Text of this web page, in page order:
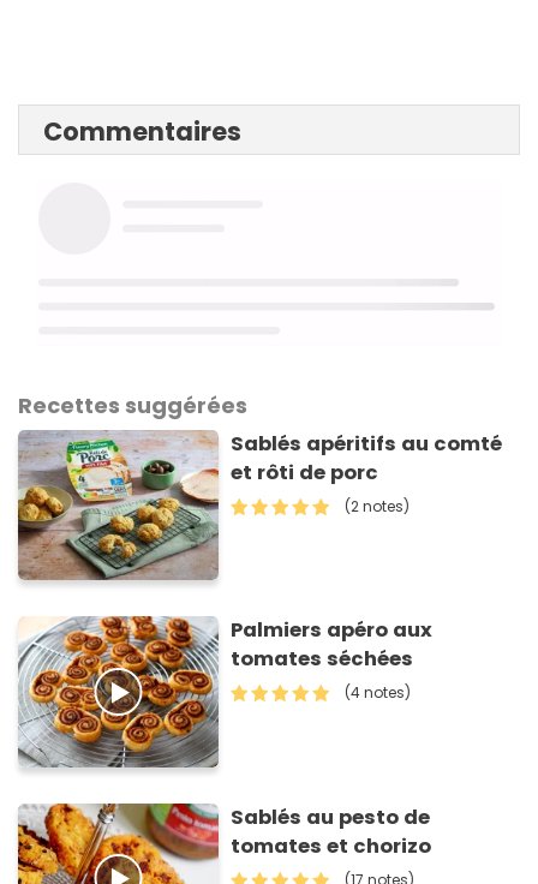
Commentaires
Recettes suggérées
Sablés apéritifs au comté
et rôti de porc
(2 notes)
Palmiers apéro aux
tomates séchées
(4 notes)
Sablés au pesto de
tomates et chorizo
(17 notes)